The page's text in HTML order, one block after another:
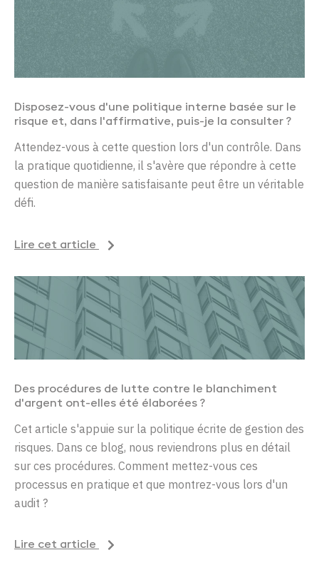
Disposez-vous d'une politique interne basée sur le
risque et, dans l'affirmative, puis-je la consulter ?
Attendez-vous à cette question lors d'un contrôle. Dans
la pratique quotidienne, il s'avère que répondre à cette
question de manière satisfaisante peut être un véritable
défi.
Lire cet article
Des procédures de lutte contre le blanchiment
d'argent ont-elles été élaborées ?
Cet article s'appuie sur la politique écrite de gestion des
risques. Dans ce blog, nous reviendrons plus en détail
sur ces procédures. Comment mettez-vous ces
processus en pratique et que montrez-vous lors d'un
audit ?
Lire cet article